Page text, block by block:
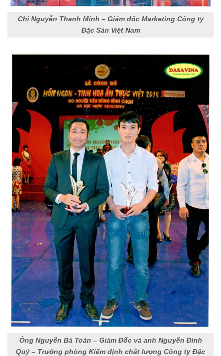
Chị Nguyễn Thanh Minh – Giám đốc Marketing Công ty
Đặc Sản Việt Nam
Ông Nguyễn Bá Toàn – Giám Đốc và anh Nguyễn Đình
Quý – Trưởng phòng Kiểm định chất lượng Công ty Đặc